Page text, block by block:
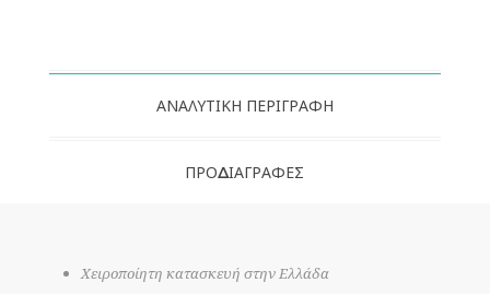
ΑΝΑΛΥΤΙΚΉ ΠΕΡΙΓΡΑΦΉ
ΠΡΟΔΙΑΓΡΑΦΈΣ
Χειροποίητη κατασκευή στην Ελλάδα